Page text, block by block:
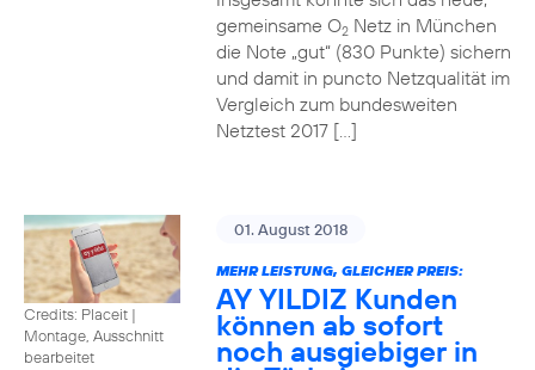
gemeinsame O2Netz in München
die Note „gut“ (830 Punkte) sichern
und damit in puncto Netzqualität im
Vergleich zum bundesweiten
Netztest 2017 […]
Credits: Placeit |
Montage, Ausschnitt
bearbeitet
01. August 2018
MEHR LEISTUNG, GLEICHER PREIS:
AY YILDIZ Kunden
können ab sofort
noch ausgiebiger in